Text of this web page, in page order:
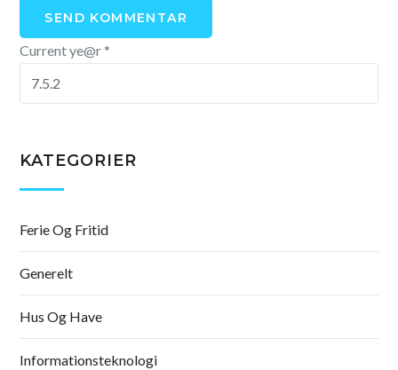
Current ye@r*
KATEGORIER
Ferie Og Fritid
Generelt
Hus Og Have
Informationsteknologi